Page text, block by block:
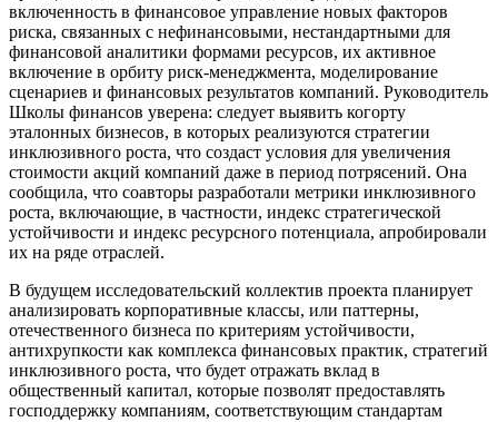
включенность в финансовое управление новых факторов
риска, связанных с нефинансовыми, нестандартными для
финансовой аналитики формами ресурсов, их активное
включение в орбиту риск-менеджмента, моделирование
сценариев и финансовых результатов компаний. Руководитель
Школы финансов уверена: следует выявить когорту
эталонных бизнесов, в которых реализуются стратегии
инклюзивного роста, что создаст условия для увеличения
стоимости акций компаний даже в период потрясений. Она
сообщила, что соавторы разработали метрики инклюзивного
роста, включающие, в частности, индекс стратегической
устойчивости и индекс ресурсного потенциала, апробировали
их на ряде отраслей.
В будущем исследовательский коллектив проекта планирует
анализировать корпоративные классы, или паттерны,
отечественного бизнеса по критериям устойчивости,
антихрупкости как комплекса финансовых практик, стратегий
инклюзивного роста, что будет отражать вклад в
общественный капитал, которые позволят предоставлять
господдержку компаниям, соответствующим стандартам